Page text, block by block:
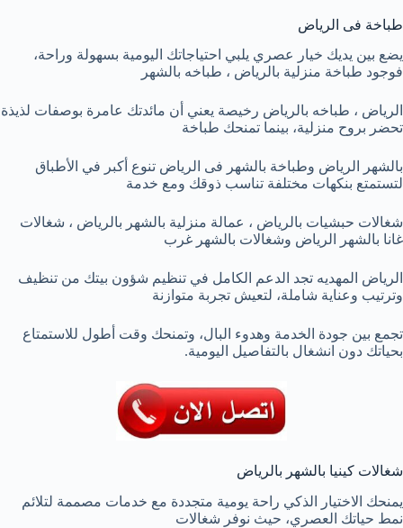
طباخة فى الرياض
يضع بين يديك خيار عصري يلبي احتياجاتك اليومية بسهولة وراحة،
فوجود طباخة منزلية بالرياض ، طباخه بالشهر
الرياض ، طباخه بالرياض رخيصة يعني أن مائدتك عامرة بوصفات لذيذة
تحضر بروح منزلية، بينما تمنحك طباخة
بالشهر الرياض وطباخة بالشهر فى الرياض تنوع أكبر في الأطباق
لتستمتع بنكهات مختلفة تناسب ذوقك ومع خدمة
شغالات حبشيات بالرياض ، عمالة منزلية بالشهر بالرياض ، شغالات
غانا بالشهر الرياض وشغالات بالشهر غرب
الرياض المهديه تجد الدعم الكامل في تنظيم شؤون بيتك من تنظيف
وترتيب وعناية شاملة، لتعيش تجربة متوازنة
تجمع بين جودة الخدمة وهدوء البال، وتمنحك وقت أطول للاستمتاع
بحياتك دون انشغال بالتفاصيل اليومية.
شغالات كينيا بالشهر بالرياض
يمنحك الاختيار الذكي راحة يومية متجددة مع خدمات مصممة لتلائم
نمط حياتك العصري، حيث نوفر شغالات